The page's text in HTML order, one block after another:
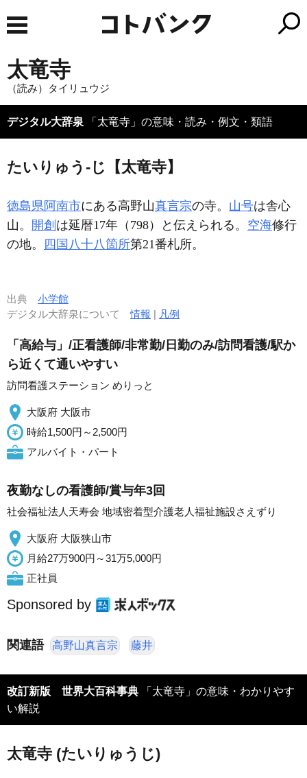
太竜寺
（読み）タイリュウジ
デジタル大辞泉 「太竜寺」の意味・読み・例文・類語
たいりゅう‐じ【太竜寺】
徳島県阿南市にある高野山真言宗の寺。 山号は舎心
山。 開創 は延暦17年（798）と伝えられる。 空海修行
の地。
四国八十八箇所第21番札所。
出典 小学館
デジタル大辞泉について情報 | 凡例
「高給与」/正看護師/非常勤/日勤のみ/訪問看護/駅か
ら近くて通いやすい
訪問看護ステーション めりっと
大阪府 大阪市
時給1,500円～2,500円
アルバイト・パート
夜勤なしの看護師/賞与年3回
社会福祉法人天寿会 地域密着型介護老人福祉施設さえずり
大阪府 大阪狭山市
月給27万900円～31万5,000円
正社員
Sponsored by
関連語 高野山真言宗 藤井
改訂新版 世界大百科事典 「太竜寺」の意味・わかりやす
い解説
太竜寺 (たいりゅうじ)